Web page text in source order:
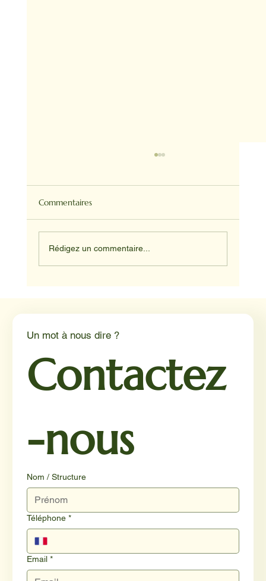
Commentaires
Rédigez un commentaire...
Un mot à nous dire ?
Contactez
-nous
Nom / Structure
Téléphone *
Email *